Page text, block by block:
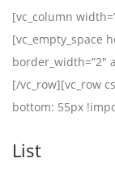
[vc_column
[vc_empty_space
border_width=”2″
[/vc_row][vc_row
bottom: 55px
List